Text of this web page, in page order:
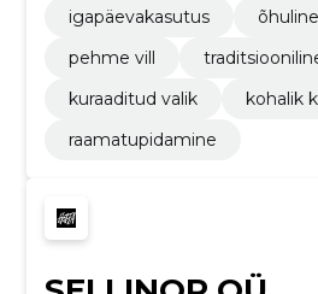
igapäevakasutus
pehme vill
kuraaditud valik
kohalik
raamatupidamine